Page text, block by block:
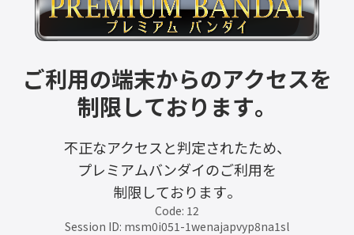
ご利用の端末からのアクセスを
制限しております。
不正なアクセスと判定されたため、
プレミアムバンダイのご利用を
制限しております。
Code: 12
Session ID: msm0i051-1wenajapvyp8na1sl